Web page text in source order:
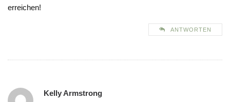
erreichen!
ANTWORTEN
Kelly Armstrong